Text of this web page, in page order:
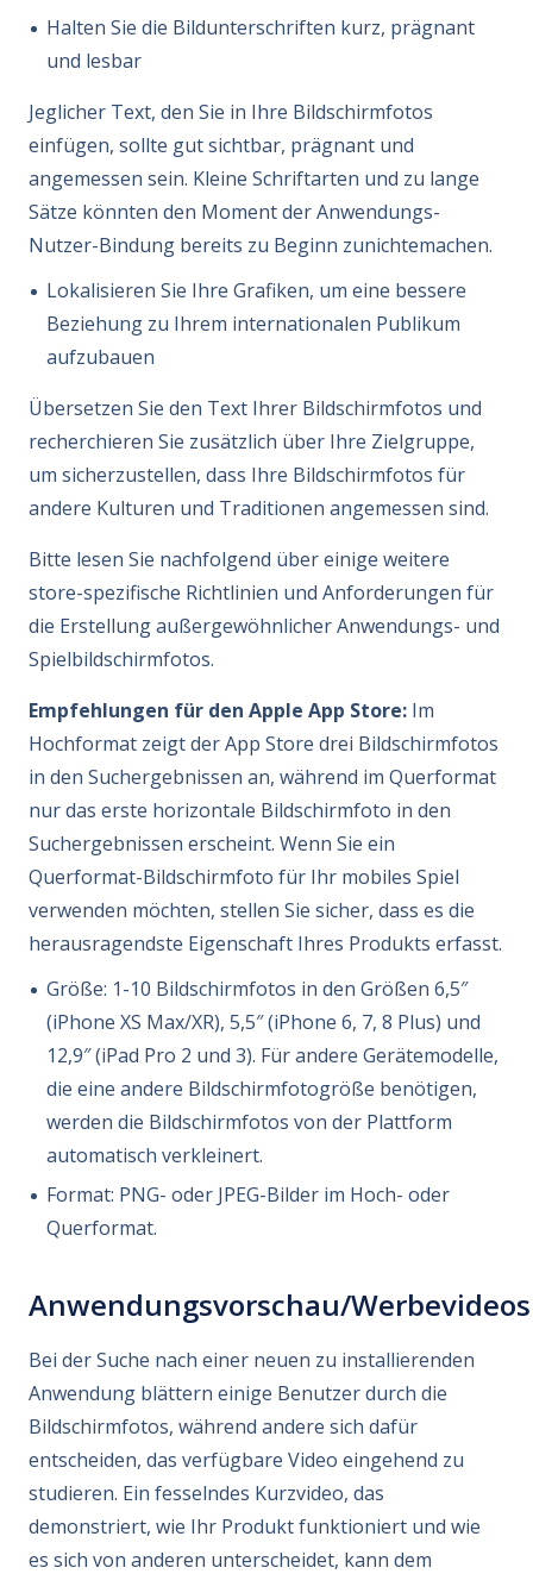
Halten Sie die Bildunterschriften kurz, prägnant
und lesbar
Jeglicher Text, den Sie in Ihre Bildschirmfotos
einfügen, sollte gut sichtbar, prägnant und
angemessen sein. Kleine Schriftarten und zu lange
Sätze könnten den Moment der Anwendungs-
Nutzer-Bindung bereits zu Beginn zunichtemachen.
Lokalisieren Sie Ihre Grafiken, um eine bessere
Beziehung zu Ihrem internationalen Publikum
aufzubauen
Übersetzen Sie den Text Ihrer Bildschirmfotos und
recherchieren Sie zusätzlich über Ihre Zielgruppe,
um sicherzustellen, dass Ihre Bildschirmfotos für
andere Kulturen und Traditionen angemessen sind.
Bitte lesen Sie nachfolgend über einige weitere
store-spezifische Richtlinien und Anforderungen für
die Erstellung außergewöhnlicher Anwendungs- und
Spielbildschirmfotos.
Empfehlungen für den Apple App Store:Im
Hochformat zeigt der App Store drei Bildschirmfotos
in den Suchergebnissen an, während im Querformat
nur das erste horizontale Bildschirmfoto in den
Suchergebnissen erscheint. Wenn Sie ein
Querformat-Bildschirmfoto für Ihr mobiles Spiel
verwenden möchten, stellen Sie sicher, dass es die
herausragendste Eigenschaft Ihres Produkts erfasst.
Größe: 1-10 Bildschirmfotos in den Größen 6,5″
(iPhone XS Max/XR), 5,5″ (iPhone 6, 7, 8 Plus) und
12,9″ (iPad Pro 2 und 3). Für andere Gerätemodelle,
die eine andere Bildschirmfotogröße benötigen,
werden die Bildschirmfotos von der Plattform
automatisch verkleinert.
Format: PNG- oder JPEG-Bilder im Hoch- oder
Querformat.
Anwendungsvorschau/Werbevideos
Bei der Suche nach einer neuen zu installierenden
Anwendung blättern einige Benutzer durch die
Bildschirmfotos, während andere sich dafür
entscheiden, das verfügbare Video eingehend zu
studieren. Ein fesselndes Kurzvideo, das
demonstriert, wie Ihr Produkt funktioniert und wie
es sich von anderen unterscheidet, kann dem